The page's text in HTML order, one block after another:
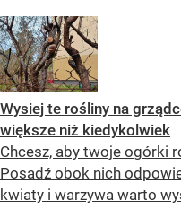
Wysiej te rośliny na
większe niż kiedykolwiek
Chcesz, aby twoje ogórki
Posadź obok nich
kwiaty i warzywa warto